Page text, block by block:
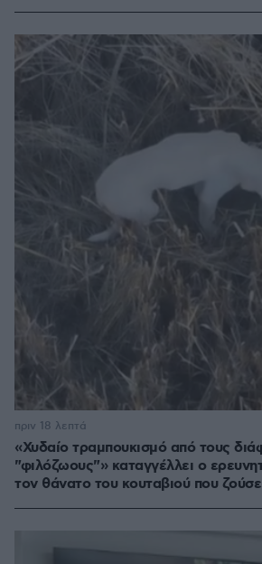
«Χυδαίο τραμπουκισμό από τους
"φιλόζωους"» καταγγέλλει ο
τον θάνατο του κουταβιού που
πριν 18 λεπτά